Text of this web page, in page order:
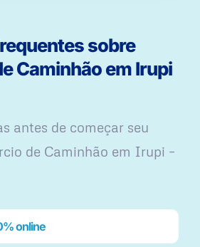
sobre
Caminhão em Irupi
antes de começar seu
de Caminhão em Irupi –
online